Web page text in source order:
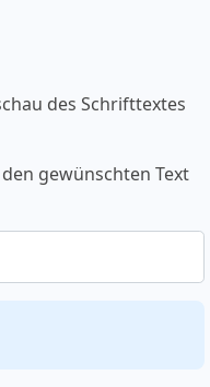
des Schrifttextes
gewünschten Text